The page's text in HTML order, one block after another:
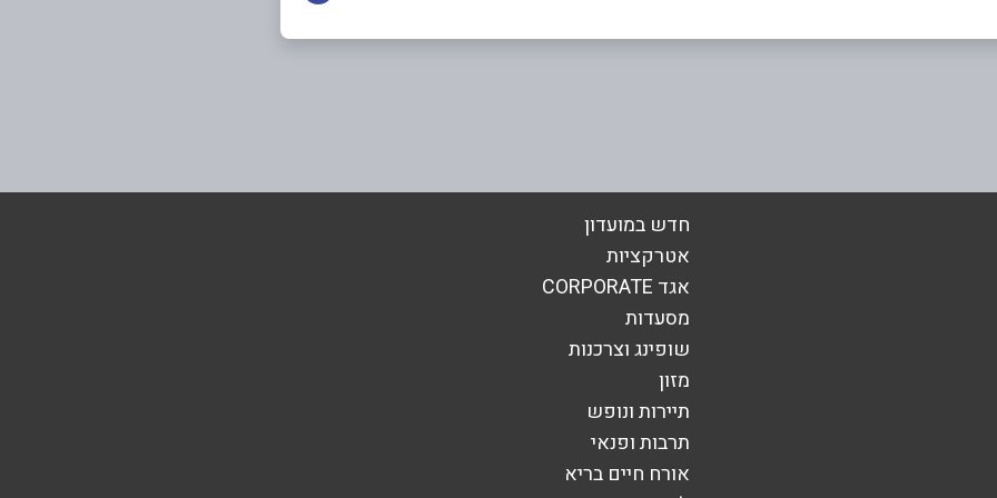
חדש במועדון
אטרקציות
אגד CORPORATE
מסעדות
שופינג וצרכנות
מזון
תיירות ונופש
תרבות ופנאי
אורח חיים בריא